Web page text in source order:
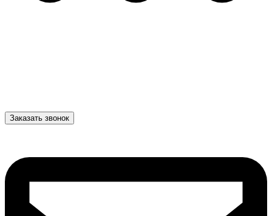
Заказать звонок